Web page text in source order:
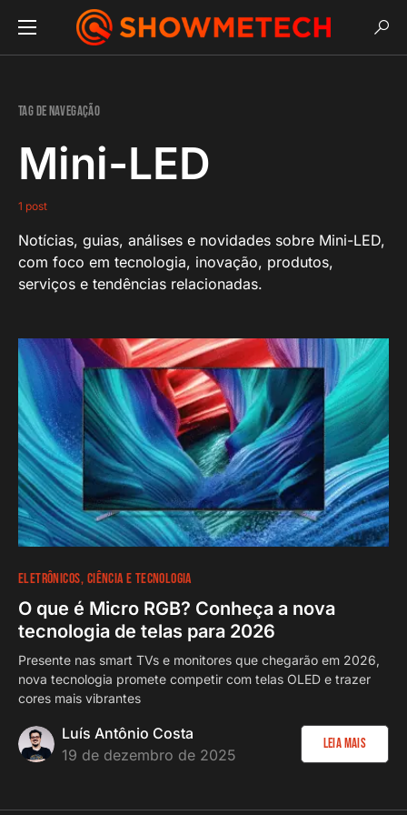
Tag de navegação
Mini-LED
1 post
Notícias, guias, análises e novidades sobre Mini-LED,
com foco em tecnologia, inovação, produtos,
serviços e tendências relacionadas.
ELETRÔNICOS CIÊNCIA E TECNOLOGIA
O que é Micro RGB? Conheça a nova
tecnologia de telas para 2026
Presente nas smart TVs e monitores que chegarão em 2026,
nova tecnologia promete competir com telas OLED e trazer
cores mais vibrantes
Luís Antônio Costa
19 de dezembro de 2025
Leia Mais